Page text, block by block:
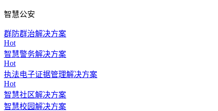
智慧公安
群防群治解决方案
Hot
智慧警务解决方案
Hot
执法电子证据管理解决方案
Hot
智慧社区解决方案
智慧校园解决方案